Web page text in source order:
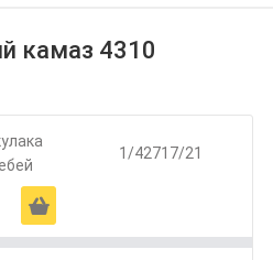
камаз 4310
1/42717/21
Ä